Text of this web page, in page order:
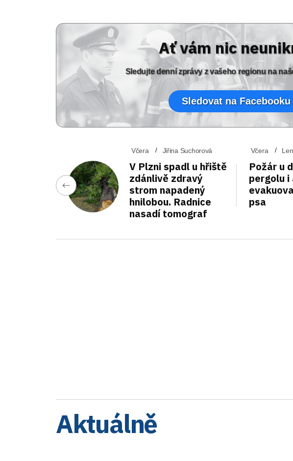
Ať vám nic
Sledujte denní zprávy z vašeho regionu na
Sledovat na Facebooku
Včera Jiřina Suchorová
V Plzni spadl u hřiště
zdánlivě zdravý
strom napadený
hnilobou. Radnice
nasadí tomograf
Včera
Požár u
pergolu i
psa
Aktuálně